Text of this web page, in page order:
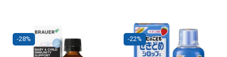
-28% -22%